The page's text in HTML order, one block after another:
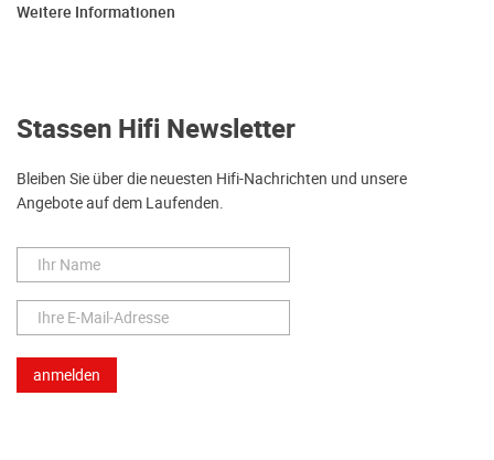
Weitere Informationen
Stassen Hifi Newsletter
Bleiben Sie über die neuesten Hifi-Nachrichten und unsere
Angebote auf dem Laufenden.